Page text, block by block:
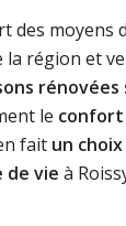
des moyens
la région et
le confort
fait un
de vie à